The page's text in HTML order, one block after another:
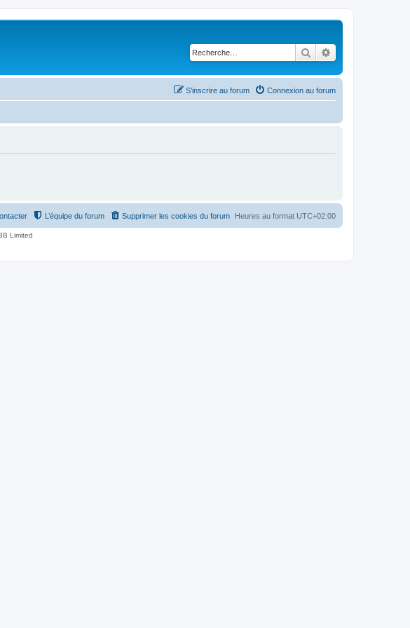
Rechercher
Connexion au forum
S’inscrire au forum
Heures au format UTC+02:00
Supprimer les cookies du forum
L’équipe du forum
Limited